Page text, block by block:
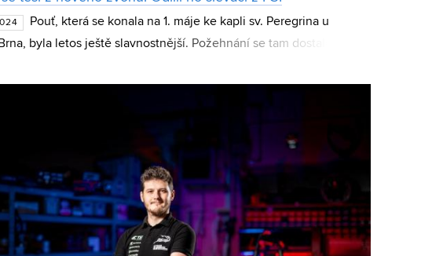
Pouť, která se konala na 1. máje ke kapli sv. Peregrina u
byla letos ještě slavnostnější. Požehnání se tam dostalo nové